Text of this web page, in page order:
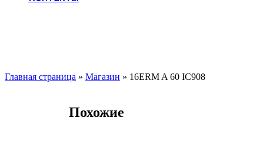
Главная страница » Магазин » 16ERM A 60 IC908
Похожие